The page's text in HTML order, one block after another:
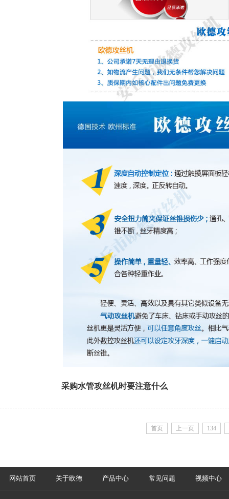
采购水管攻丝机时要注意什么
首页 上一页 134
网站首页 关于欧德 产品中心 常见问题 视频中心